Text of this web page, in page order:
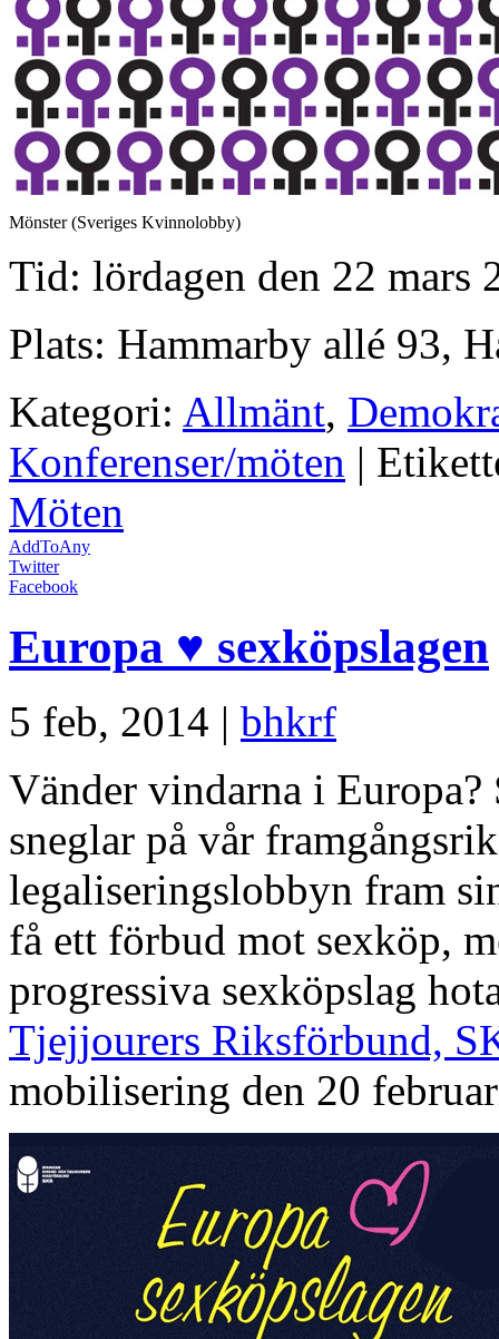
Mönster (Sveriges Kvinnolobby)
Tid: lördagen den 22 mars
Plats: Hammarby allé 93,
Kategori: Allmänt,
Konferenser/möten |
Möten
AddToAny
Twitter
Facebook
Europa ♥ sexköpslagen
5 feb, 2014 | bhkrf
Vänder vindarna i
sneglar på vår
legaliseringslobbyn fram
få ett förbud mot sexköp,
progressiva sexköpslag
Tjejjourers Riksförbund,
mobilisering den 20